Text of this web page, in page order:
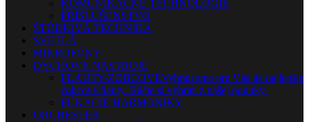
KOMUNIKAČNÉ TECHNOLÓGIE
PRÍSLUŠENSTVO
ŠTÚDIOVÁ TECHNIKA
SVETLÁ
MIKROFÓNY
DYCHOVÉ NÁSTROJE
FLAUTY-ZOBCOVÉVybrali sme pre Vás tie najlepšie
zobcové flauty. Ráčte si vybrať z našej ponuky.
FÚKACIE HARMONIKY
ORCHESTER